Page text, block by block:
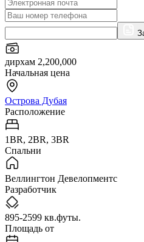
дирхам 2,200,000
Начальная цена
Острова Дубая
Расположение
1BR, 2BR, 3BR
Спальни
Веллингтон Девелопментс
Разработчик
895-2599 кв.футы.
Площадь от